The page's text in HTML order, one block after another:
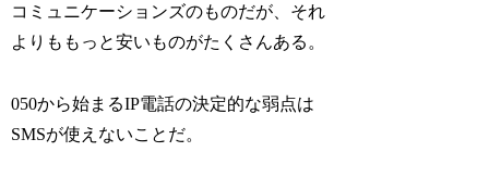
コミュニケーションズのものだが、それ
よりももっと安いものがたくさんある。
050から始まるIP電話の決定的な弱点は
SMSが使えないことだ。